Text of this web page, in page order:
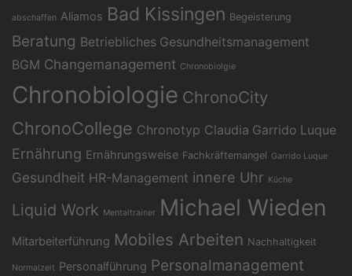
abschaffen Aliamos Bad Kissingen Begeisterung
Beratung Betriebliches Gesundheitsmanagement
BGM Changemanagement Chronobiolgie
Chronobiologie ChronoCity
ChronoCollege Chronotyp Claudia Garrido Luque
Ernährung Ernährungsweise Fachkräftemangel Garrido Luque
Gesundheit HR-Management innere Uhr Küche
Liquid Work Mentaltrainer Michael Wieden
Mitarbeiterführung Mobiles Arbeiten Nachhaltigkeit
Normalzeit Personalführung Personalmanagement